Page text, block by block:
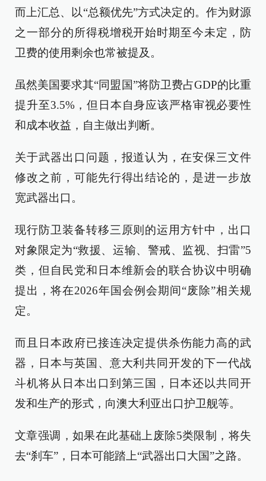
而上汇总、以“总额优先”方式决定的。作为财源
之一部分的所得税增税开始时期至今未定，防
卫费的使用剩余也常被提及。
虽然美国要求其“同盟国”将防卫费占GDP的比重
提升至3.5%，但日本自身应该严格审视必要性
和成本收益，自主做出判断。
关于武器出口问题，报道认为，在安保三文件
修改之前，可能先行得出结论的，是进一步放
宽武器出口。
现行防卫装备转移三原则的运用方针中，出口
对象限定为“救援、运输、警戒、监视、扫雷”5
类，但自民党和日本维新会的联合协议中明确
提出，将在2026年国会例会期间“废除”相关规
定。
而且日本政府已接连决定提供杀伤能力高的武
器，日本与英国、意大利共同开发的下一代战
斗机将从日本出口到第三国，日本还以共同开
发和生产的形式，向澳大利亚出口护卫舰等。
文章强调，如果在此基础上废除5类限制，将失
去“刹车”，日本可能踏上“武器出口大国”之路。